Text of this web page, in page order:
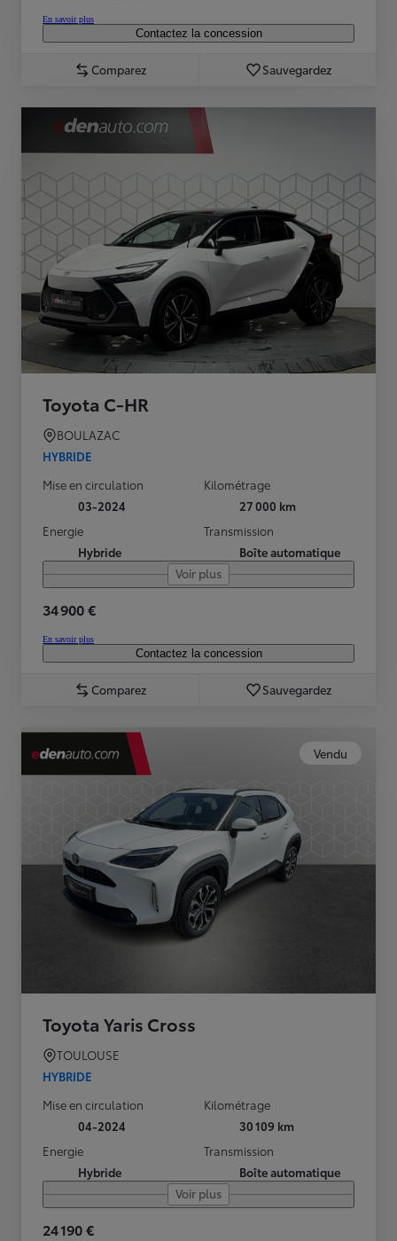
En savoir plus
Contactez la concession
Comparez Sauvegardez
Toyota C-HR
BOULAZAC
HYBRIDE
Mise en circulation
03-2024
Kilométrage
27 000 km
Energie
Hybride
Transmission
Boîte automatique
Voir plus
34 900 €
En savoir plus
Contactez la concession
Comparez Sauvegardez
Vendu
Toyota Yaris Cross
TOULOUSE
HYBRIDE
Mise en circulation
04-2024
Kilométrage
30 109 km
Energie
Hybride
Transmission
Boîte automatique
Voir plus
24 190 €